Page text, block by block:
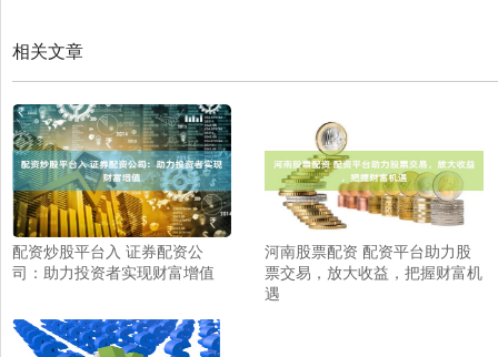
相关文章
配资炒股平台入 证券配资公
司：助力投资者实现财富增值
河南股票配资 配资平台助力股
票交易，放大收益，把握财富机
遇